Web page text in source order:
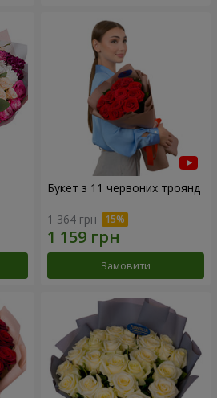
Букет з 11 червоних троянд
1 364 грн
Замовити